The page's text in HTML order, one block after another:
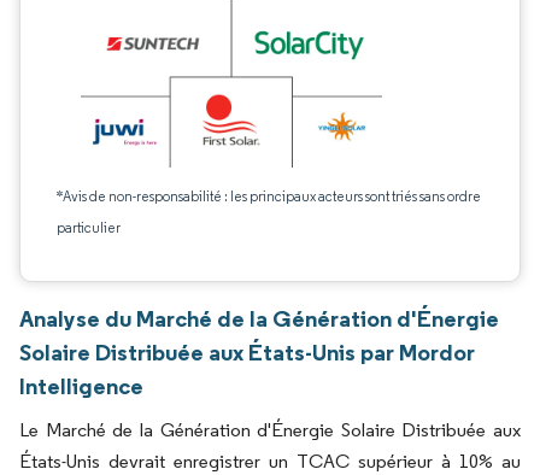
*Avis de non-responsabilité : les principaux acteurs sont triés sans ordre
particulier
Analyse du Marché de la Génération d'Énergie
Solaire Distribuée aux États-Unis par Mordor
Intelligence
Le Marché de la Génération d'Énergie Solaire Distribuée aux
États-Unis devrait enregistrer un TCAC supérieur à 10% au